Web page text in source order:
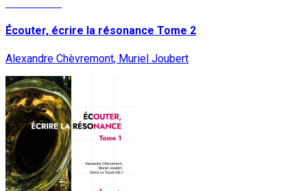
Écouter, écrire la résonance Tome 2
Alexandre Chèvremont, Muriel Joubert